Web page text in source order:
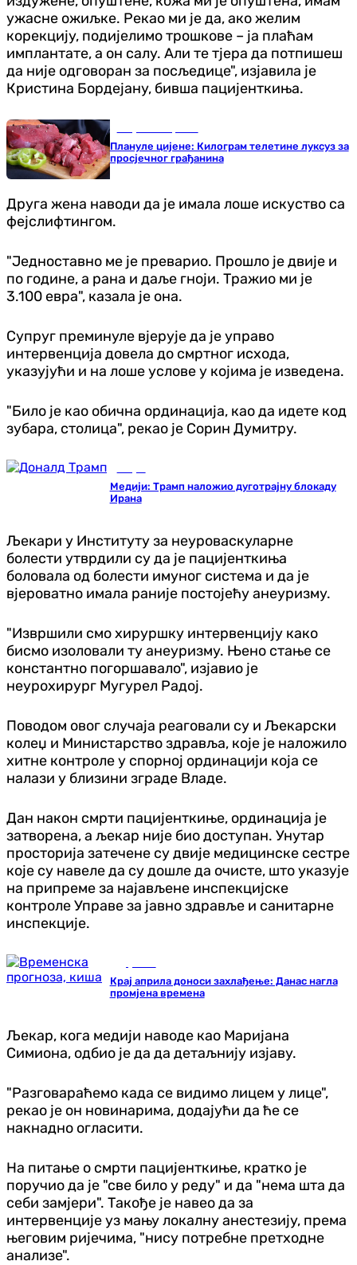
ужасне ожиљке. Рекао ми је да, ако желим
корекцију, подијелимо трошкове – ја плаћам
имплантате, а он салу. Али те тјера да потпишеш
да није одговоран за посљедице", изјавила је
Кристина Бордејану, бивша пацијенткиња.
Плануле цијене: Килограм телетине луксуз за
просјечног грађанина
Друга жена наводи да је имала лоше искуство са
фејслифтингом.
"Једноставно ме је преварио. Прошло је двије и
по године, а рана и даље гноји. Тражио ми је
3.100 евра", казала је она.
Супруг преминуле вјерује да је управо
интервенција довела до смртног исхода,
указујући и на лоше услове у којима је изведена.
"Било је као обична ординација, као да идете код
зубара, столица", рекао је Сорин Думитру.
Медији: Трамп наложио дуготрајну блокаду
Ирана
Љекари у Институту за неуроваскуларне
болести утврдили су да је пацијенткиња
боловала од болести имуног система и да је
вјероватно имала раније постојећу анеуризму.
"Извршили смо хируршку интервенцију како
бисмо изоловали ту анеуризму. Њено стање се
константно погоршавало", изјавио је
неурохирург Мугурел Радој.
Поводом овог случаја реаговали су и Љекарски
колеџ и Министарство здравља, које је наложило
хитне контроле у спорној ординацији која се
налази у близини зграде Владе.
Дан након смрти пацијенткиње, ординација је
затворена, а љекар није био доступан. Унутар
просторија затечене су двије медицинске сестре
које су навеле да су дошле да очисте, што указује
на припреме за најављене инспекцијске
контроле Управе за јавно здравље и санитарне
инспекције.
Крај априла доноси захлађење: Данас нагла
промјена времена
Љекар, кога медији наводе као Маријана
Симиона, одбио је да да детаљнију изјаву.
"Разговараћемо када се видимо лицем у лице",
рекао је он новинарима, додајући да ће се
накнадно огласити.
На питање о смрти пацијенткиње, кратко је
поручио да је "све било у реду" и да "нема шта да
себи замјери". Такође је навео да за
интервенције уз мању локалну анестезију, према
његовим ријечима, "нису потребне претходне
анализе".